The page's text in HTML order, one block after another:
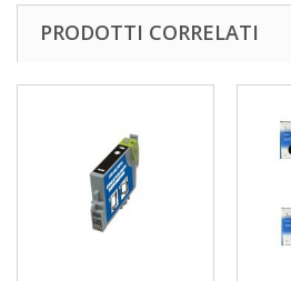
PRODOTTI CORRELATI